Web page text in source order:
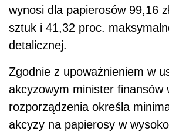
wynosi dla papierosów 99,16
sztuk i 41,32 proc.
detalicznej.
Zgodnie z upoważnieniem w
akcyzowym minister finansów
rozporządzenia określa
akcyzy na papierosy w